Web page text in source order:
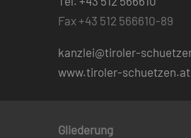
Fax +43 512 566610-89
kanzlei@tiroler-
www.tiroler-schuetzen.at
Gliederung